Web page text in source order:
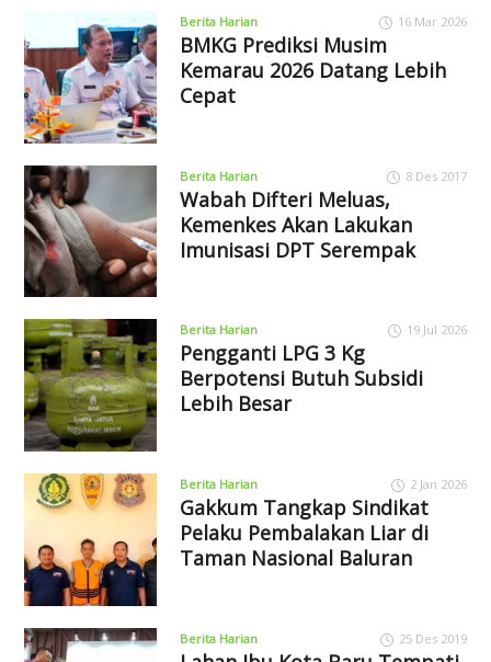
Berita Harian 16 Mar 2026
BMKG Prediksi Musim
Kemarau 2026 Datang Lebih
Cepat
Berita Harian 8 Des 2017
Wabah Difteri Meluas,
Kemenkes Akan Lakukan
Imunisasi DPT Serempak
Berita Harian 19 Jul 2026
Pengganti LPG 3 Kg
Berpotensi Butuh Subsidi
Lebih Besar
Berita Harian 2 Jan 2026
Gakkum Tangkap Sindikat
Pelaku Pembalakan Liar di
Taman Nasional Baluran
Berita Harian 25 Des 2019